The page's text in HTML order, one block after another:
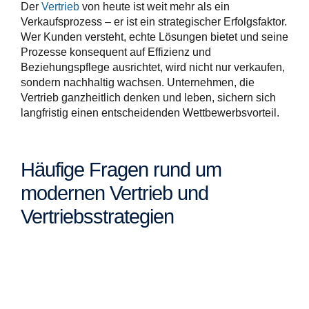
Der Vertrieb von heute ist weit mehr als ein
Verkaufsprozess – er ist ein strategischer Erfolgsfaktor.
Wer Kunden versteht, echte Lösungen bietet und seine
Prozesse konsequent auf Effizienz und
Beziehungspflege ausrichtet, wird nicht nur verkaufen,
sondern nachhaltig wachsen. Unternehmen, die
Vertrieb ganzheitlich denken und leben, sichern sich
langfristig einen entscheidenden Wettbewerbsvorteil.
Häufige Fragen rund um
modernen Vertrieb und
Vertriebsstrategien